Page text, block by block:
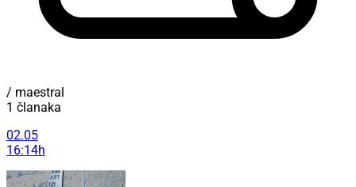
/ maestral
1 članaka
02.05
16:14h